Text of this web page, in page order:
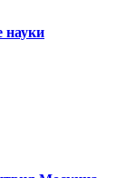
науки